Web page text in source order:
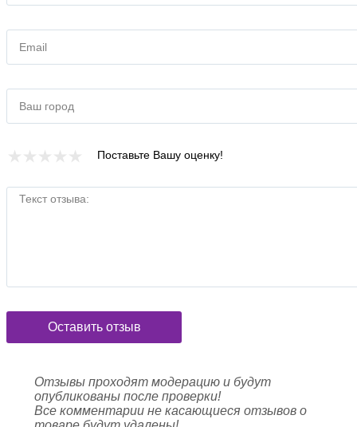
Email
Ваш город
Поставьте Вашу оценку!
Текст отзыва:
Оставить отзыв
Отзывы проходят модерацию и будут
опубликованы после проверки!
Все комментарии не касающиеся отзывов о